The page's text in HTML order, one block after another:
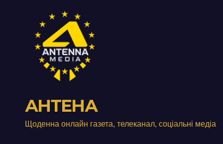
АНТЕНА
Щоденна онлайн газета, телеканал, соціальні медіа